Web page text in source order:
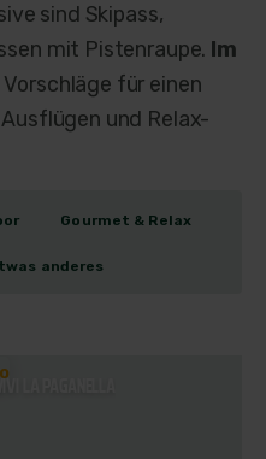
sind Skipass,
mit Pistenraupe. Im
für einen
und Relax-
Gourmet & Relax
anderes